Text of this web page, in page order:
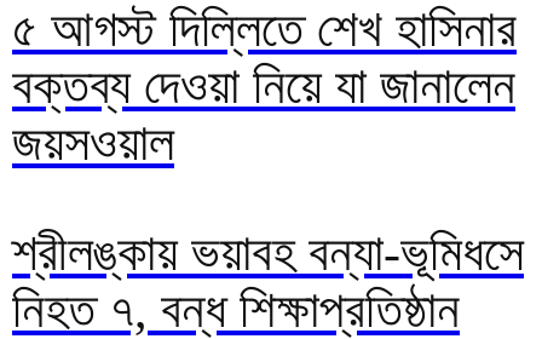
৫ আগস্ট দিল্লিতে শেখ হাসিনার
বক্তব্য দেওয়া নিয়ে যা জানালেন
জয়সওয়াল
শ্রীলঙ্কায় ভয়াবহ বন্যা-ভূমিধসে
নিহত ৭, বন্ধ শিক্ষাপ্রতিষ্ঠান